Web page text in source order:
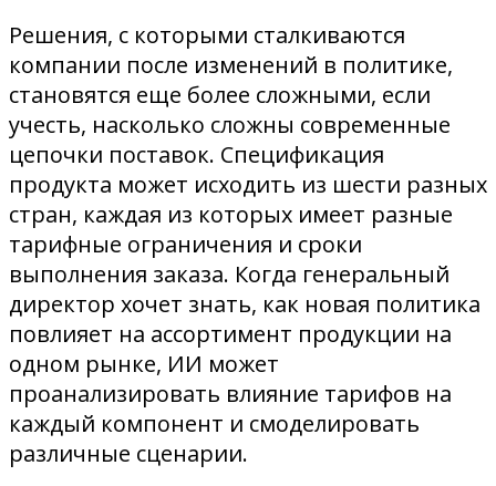
Решения, с которыми сталкиваются
компании после изменений в политике,
становятся еще более сложными, если
учесть, насколько сложны современные
цепочки поставок. Спецификация
продукта может исходить из шести разных
стран, каждая из которых имеет разные
тарифные ограничения и сроки
выполнения заказа. Когда генеральный
директор хочет знать, как новая политика
повлияет на ассортимент продукции на
одном рынке, ИИ может
проанализировать влияние тарифов на
каждый компонент и смоделировать
различные сценарии.